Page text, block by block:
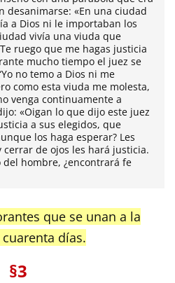
desanimarse: «En una ciudad
a Dios ni le importaban los
vivía una viuda que
ruego que me hagas justicia
mucho tiempo el juez se
no temo a Dios ni me
como esta viuda me molesta,
venga continuamente a
«Oigan lo que dijo este juez
a sus elegidos, que
los haga esperar? Les
de ojos les hará justicia.
del hombre, ¿encontrará fe
que se unan a la
días.
§3